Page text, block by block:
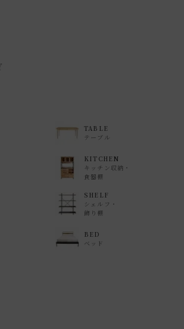
、時間帯指定ができません。
て
TABLE
テーブル
KITCHEN
キッチン収納・
食器棚
SHELF
シェルフ・
飾り棚
BED
ベッド